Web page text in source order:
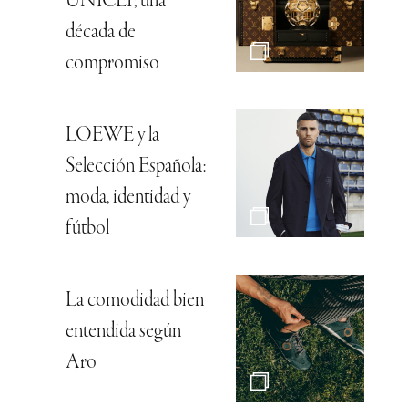
década de
compromiso
LOEWE y la
Selección Española:
moda, identidad y
fútbol
La comodidad bien
entendida según
Aro